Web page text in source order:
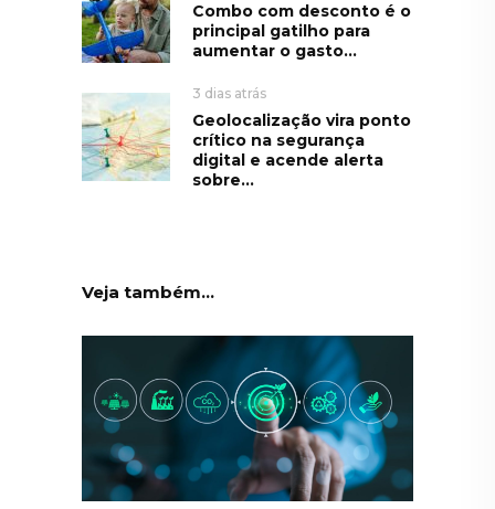
Combo com desconto é o
principal gatilho para
aumentar o gasto...
3 dias atrás
Geolocalização vira ponto
crítico na segurança
digital e acende alerta
sobre...
Veja também...